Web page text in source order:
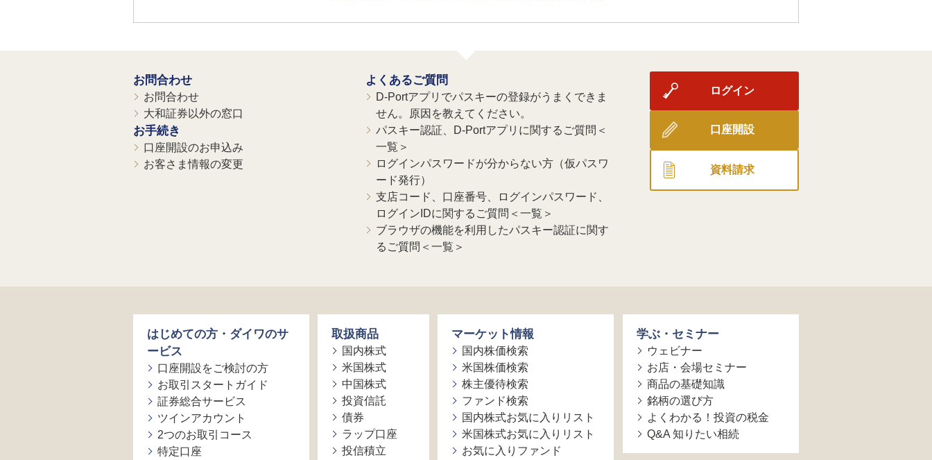
お問合わせ
お問合わせ
大和証券以外の窓口
お手続き
口座開設のお申込み
お客さま情報の変更
よくあるご質問
D-Portアプリでパスキーの登録がうまくできま
せん。原因を教えてください。
パスキー認証、D-Portアプリに関するご質問＜
一覧＞
ログインパスワードが分からない方（仮パスワ
ード発行）
支店コード、口座番号、ログインパスワード、
ログインIDに関するご質問＜一覧＞
ブラウザの機能を利用したパスキー認証に関す
るご質問＜一覧＞
ログイン
口座開設
資料請求
はじめての方・ダイワのサ
ービス
口座開設をご検討の方
お取引スタートガイド
証券総合サービス
ツインアカウント
2つのお取引コース
特定口座
取扱商品
国内株式
米国株式
中国株式
投資信託
債券
ラップ口座
投信積立
マーケット情報
国内株価検索
米国株価検索
株主優待検索
ファンド検索
国内株式お気に入りリスト
米国株式お気に入りリスト
お気に入りファンド
学ぶ・セミナー
ウェビナー
お店・会場セミナー
商品の基礎知識
銘柄の選び方
よくわかる！投資の税金
Q&A 知りたい相続